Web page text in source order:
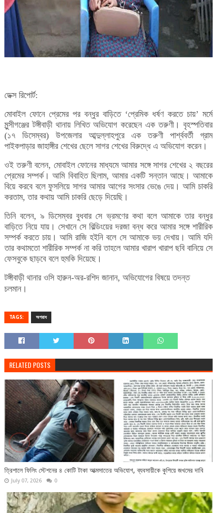
ডেক্স রিপোর্ট:
মোবাইল ফোনে প্রেমের পর বন্ধুর বাড়িতে ‘প্রেমিক ধর্ষণ করতে চায়’ মর্মে
মুন্সীগঞ্জের টঙ্গীবাড়ী থানায় লিখিত অভিযোগ করেছেন এক তরুণী। বৃহস্পতিবার
(১৭ ডিসেম্বর) উপজেলার আব্দুল্লাহপুরে এক তরুণী পার্শ্ববর্তী গ্রাম
পাইকপাড়ার জাহাঙ্গীর শেখের ছেলে সাগর শেখের বিরুদ্ধে এ অভিযোগ করেন।
ওই তরুণী বলেন, মোবাইল ফোনের মাধ্যমে আমার সঙ্গে সাগর শেখের ২ বছরের
প্রেমের সম্পর্ক। আমি বিবাহিত ছিলাম, আমার একটি সন্তান আছে। আমাকে
বিয়ে করবে বলে ফুসলিয়ে সাগর আমার আগের সংসার ভেঙে দেয়। আমি চাকরি
করতাম, তার কথায় আমি চাকরি ছেড়ে দিয়েছি।
তিনি বলেন, ৯ ডিসেম্বর বুধবার সে ভ্রমণের কথা বলে আমাকে তার বন্ধুর
বাড়িতে নিয়ে যায়। সেখানে সে বিল্ডিংয়ের দরজা বন্ধ করে আমার সঙ্গে শারীরিক
সম্পর্ক করতে চায়। আমি রাজি হইনি বলে সে আমাকে ভয় দেখায়। আমি যদি
তার কথামতো শারীরিক সম্পর্ক না করি তাহলে আমার খারাপ খারাপ ছবি বানিয়ে সে
ফেসবুকে ছাড়বে বলে হুমকি দিয়েছে।
টঙ্গীবাড়ী থানার ওসি হারুন-অর-রশিদ জানান, অভিযোগের বিষয়ে তদন্ত
চলমান।
TAGS: অপরাধ
RELATED POSTS
ত্রিশালে ফিলিং স্টেশনের ৪ কোটি টাকা আত্মসাতের অভিযোগ, ব্যবসায়ীকে কুপিয়ে জখমের দাবি
July 07, 2026 0